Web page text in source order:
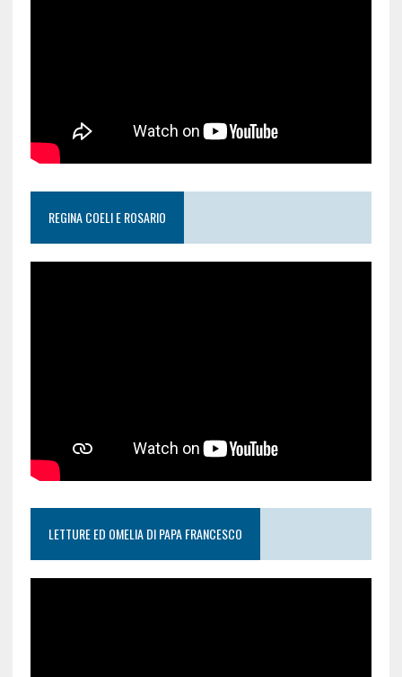
REGINA COELI E ROSARIO
LETTURE ED OMELIA DI PAPA FRANCESCO